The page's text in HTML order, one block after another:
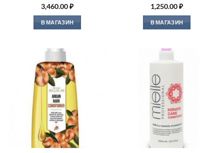
3,460.00₽
В МАГАЗИН
1,250.00₽
В МАГАЗИН